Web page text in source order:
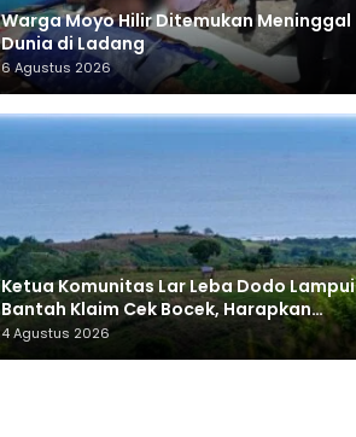
Warga Moyo Hilir Ditemukan Meninggal
Dunia di Ladang
6 Agustus 2026
Ketua Komunitas Lar Leba Dodo Lampui
Bantah Klaim Cek Bocek, Harapkan
AMMAN Beri Akses ke Makam Leluhur
4 Agustus 2026